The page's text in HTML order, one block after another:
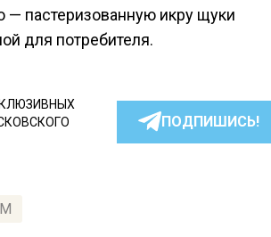
пастеризованную икру щуки
для потребителя.
ПОДПИШИСЬ!